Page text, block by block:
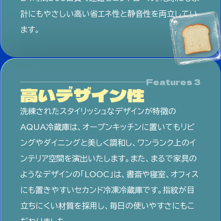
計にもやさしい高い省エネ性と静音性を両立してい
ます。
高いデザイン性
洗練されたスタイリッシュなデザインが特徴の
AQUA冷蔵庫は、オープンキッチンに置いてもリビ
ングやダイニングと美しく調和し、ワンランク上のイ
ンテリア空間を演出いたします。また、まるで家具の
ようなデザインの「LOOC」は、書斎や寝室、オフィス
にも置きやすいセカンド冷凍冷蔵庫です。指紋が目
立ちにくい材質を採用し、毎日の使いやすさにもこ